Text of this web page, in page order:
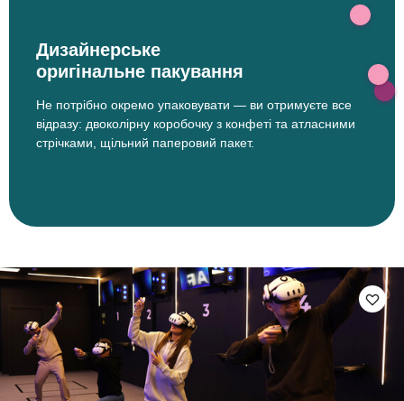
Дизайнерське
оригінальне пакування
Не потрібно окремо упаковувати — ви отримуєте все
відразу: двоколірну коробочку з конфеті та атласними
стрічками, щільний паперовий пакет.